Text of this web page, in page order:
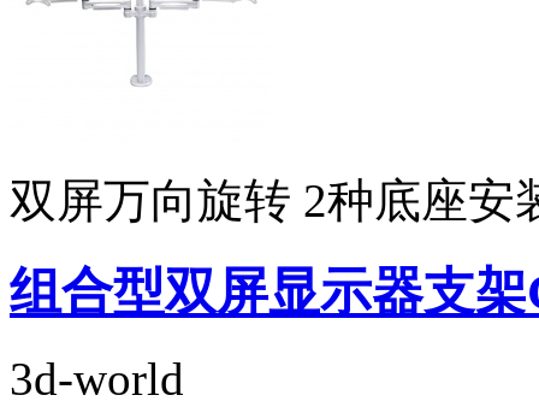
双屏万向旋转 2种底座安
组合型双屏显示器支架
3d-world